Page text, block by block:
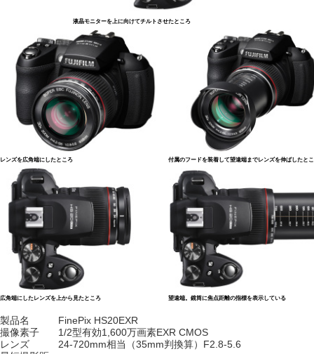
液晶モニターを上に向けてチルトさせたところ
レンズを広角端にしたところ 付属のフードを装着して望遠端までレンズを伸ばしたと
広角端にしたレンズを上から見たところ 望遠端。鏡筒に焦点距離の指標を表示している
製品名
FinePix HS20EXR
撮像素子
1/2型有効1,600万画素EXR CMOS
レンズ
24-720mm相当（35mm判換算）F2.8-5.6